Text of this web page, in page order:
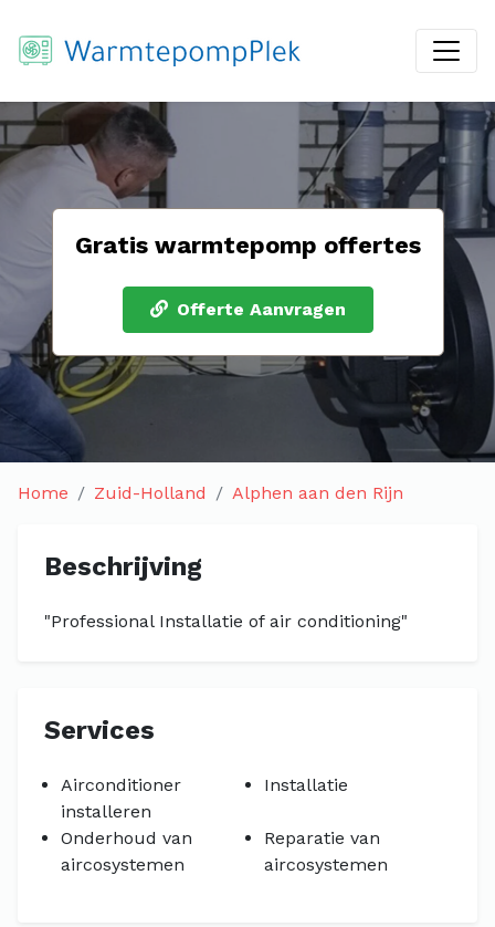
Gratis warmtepomp offertes
Offerte Aanvragen
Home Zuid-Holland Alphen aan den Rijn
Beschrijving
"Professional Installatie of air conditioning"
Services
Airconditioner
installeren
Installatie
Onderhoud van
aircosystemen
Reparatie van
aircosystemen